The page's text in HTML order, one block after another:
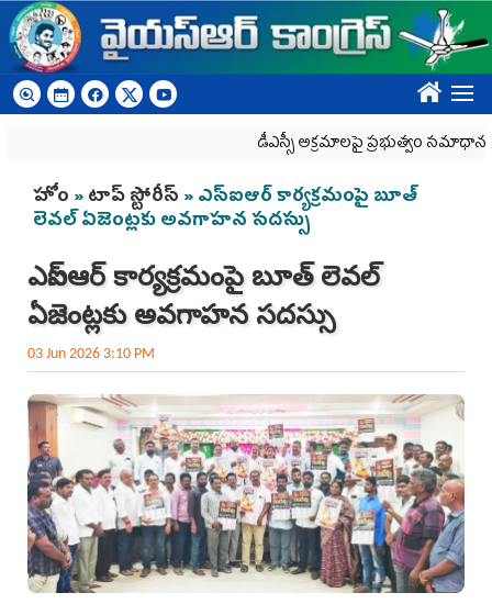
Skip to main content
????
డీఎస్సీ అక్రమాలపై ప్రభుత్వం సమాధానం
You are here
హోం »టాప్ స్టోరీస్ » ఎస్‌ఐఆర్ కార్యక్రమంపై బూత్
లెవల్ ఏజెంట్లకు అవగాహన సదస్సు
ఎస్‌ఐఆర్ కార్యక్రమంపై బూత్ లెవల్
ఏజెంట్లకు అవగాహన సదస్సు
03 Jun 2026 3:10 PM